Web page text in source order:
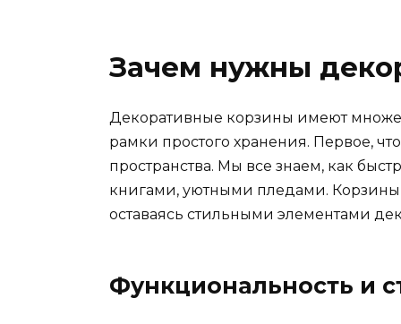
Зачем нужны
Декоративные корзины имеют
рамки простого хранения. Первое,
пространства. Мы все знаем, как
книгами, уютными пледами. Корзины
оставаясь стильными элементами
Функциональность и